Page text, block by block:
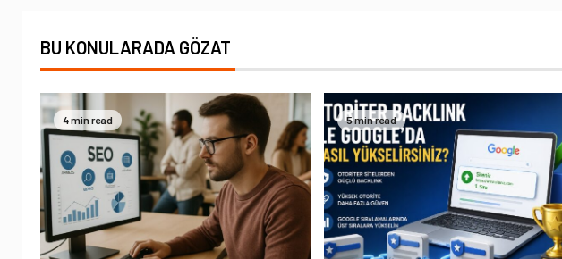
BU KONULARADA GÖZAT
4 min read 5 min read